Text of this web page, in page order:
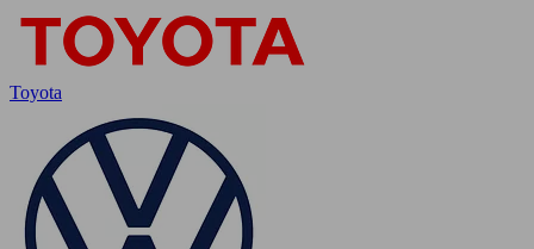
Toyota